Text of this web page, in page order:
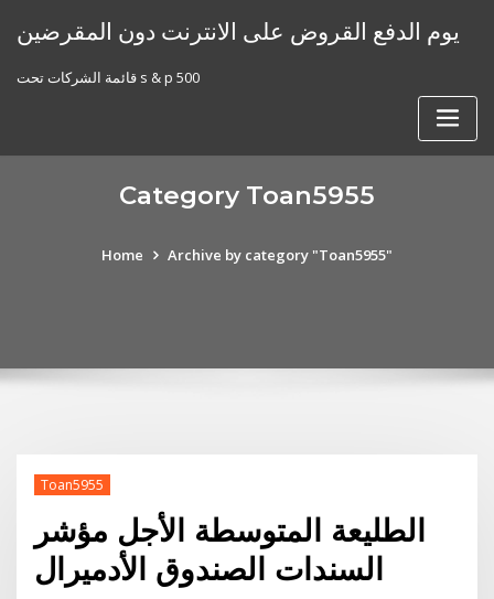
يوم الدفع القروض على الانترنت دون المقرضين
قائمة الشركات تحت s & p 500
Category Toan5955
Home Archive by category "Toan5955"
Toan5955
الطليعة المتوسطة الأجل مؤشر
السندات الصندوق الأدميرال